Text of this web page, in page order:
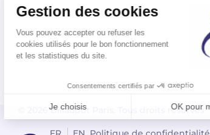
© 2026 Billaudot Paris. Tous droits réservés